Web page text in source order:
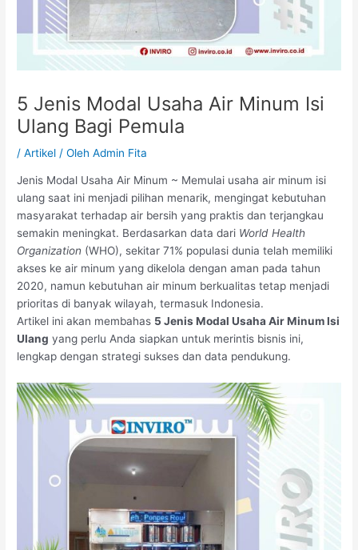
5 Jenis Modal Usaha Air Minum Isi
Ulang Bagi Pemula
/Artikel / OlehAdmin Fita
Jenis Modal Usaha Air Minum ~ Memulai usaha air minum isi
ulang saat ini menjadi pilihan menarik, mengingat kebutuhan
masyarakat terhadap air bersih yang praktis dan terjangkau
semakin meningkat. Berdasarkan data dari World Health
Organization (WHO), sekitar 71% populasi dunia telah memiliki
akses ke air minum yang dikelola dengan aman pada tahun
2020, namun kebutuhan air minum berkualitas tetap menjadi
prioritas di banyak wilayah, termasuk Indonesia.
Artikel ini akan membahas 5 Jenis Modal Usaha Air Minum Isi
Ulang yang perlu Anda siapkan untuk merintis bisnis ini,
lengkap dengan strategi sukses dan data pendukung.